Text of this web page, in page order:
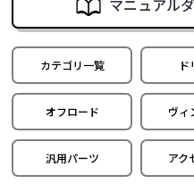
マニュアル
カテゴリ一覧 ド
オフロード ヴィ
汎用パーツ アク